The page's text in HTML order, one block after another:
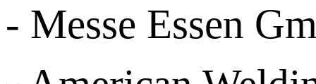
- Messe Essen